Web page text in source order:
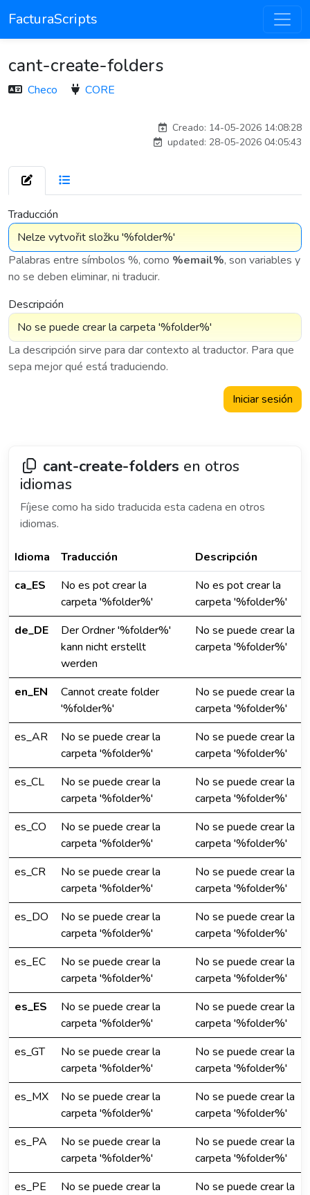
FacturaScripts
cant-create-folders
Checo CORE
Creado: 14-05-2026 14:08:28
updated: 28-05-2026 04:05:43
Traducción
Palabras entre símbolos %, como %email%, son variables y
no se deben eliminar, ni traducir.
Descripción
La descripción sirve para dar contexto al traductor. Para que
sepa mejor qué está traduciendo.
Iniciar sesión
cant-create-folders en otros
idiomas
Fíjese como ha sido traducida esta cadena en otros
idiomas.
Idioma Traducción
Descripción
ca_ES
No es pot crear la
carpeta '%folder%'
No es pot crear la
carpeta '%folder%'
de_DE
Der Ordner '%folder%'
kann nicht erstellt
werden
No se puede crear la
carpeta '%folder%'
en_EN
Cannot create folder
'%folder%'
No se puede crear la
carpeta '%folder%'
es_AR
No se puede crear la
carpeta '%folder%'
No se puede crear la
carpeta '%folder%'
es_CL
No se puede crear la
carpeta '%folder%'
No se puede crear la
carpeta '%folder%'
es_CO
No se puede crear la
carpeta '%folder%'
No se puede crear la
carpeta '%folder%'
es_CR
No se puede crear la
carpeta '%folder%'
No se puede crear la
carpeta '%folder%'
es_DO
No se puede crear la
carpeta '%folder%'
No se puede crear la
carpeta '%folder%'
es_EC
No se puede crear la
carpeta '%folder%'
No se puede crear la
carpeta '%folder%'
es_ES
No se puede crear la
carpeta '%folder%'
No se puede crear la
carpeta '%folder%'
es_GT
No se puede crear la
carpeta '%folder%'
No se puede crear la
carpeta '%folder%'
es_MX
No se puede crear la
carpeta '%folder%'
No se puede crear la
carpeta '%folder%'
es_PA
No se puede crear la
carpeta '%folder%'
No se puede crear la
carpeta '%folder%'
es_PE
No se puede crear la
No se puede crear la